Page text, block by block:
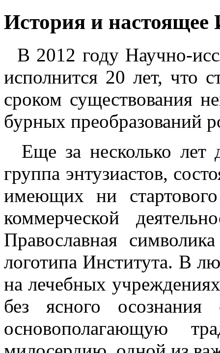
История и настоящее
В 2012 году Научно-
исполнится 20 лет, что
сроком существования
бурных преобразований
Еще за несколько лет
группа энтузиастов,
имеющих ни
коммерческой
Православная
логотипа Института. В
на лечебных
без ясного осознания
основополагающую